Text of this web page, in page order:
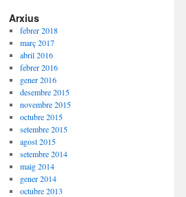
Arxius
febrer 2018
març 2017
abril 2016
febrer 2016
gener 2016
desembre 2015
novembre 2015
octubre 2015
setembre 2015
agost 2015
setembre 2014
maig 2014
gener 2014
octubre 2013